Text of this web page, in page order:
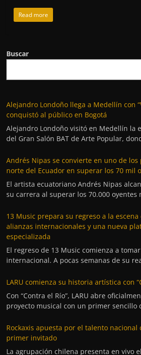
Read more
Buscar
Alejandro Londoño llega a Medellín con
conquistó al público en Bogotá
Alejandro Londoño visitó en Medellín la
del Gran Salón BAT de Arte Popular,
Andrés Nipas se convierte en uno de
norte del Ecuador en superar los 70 mil
El artista ecuatoriano Andrés Nipas
su carrera al superar los 70.000 oyentes
13 Music prepara su regreso a la
alianzas internacionales y una nueva
especializada
El regreso de 13 Music comienza a
internacional. A pocas semanas de su
LARU comienza su historia artística con
Con “Contra el Río”, LARU abre
proyecto musical con un primer sencillo
Rockaxis apuesta por el talento nacional
primer invitado
La agrupación chilena presenta en vivo